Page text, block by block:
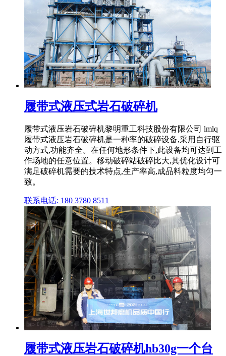
履带式液压式岩石破碎机
履带式液压岩石破碎机黎明重工科技股份有限公司 lmlq
履带式液压岩石破碎机是一种率的破碎设备,采用自行驱
动方式,功能齐全。在任何地形条件下,此设备均可达到工
作场地的任意位置。移动破碎站破碎比大,其优化设计可
满足破碎机需要的技术特点,生产率高,成品料粒度均匀一
致。
联系电话: 180 3780 8511
履带式液压岩石破碎机hb30g一个台